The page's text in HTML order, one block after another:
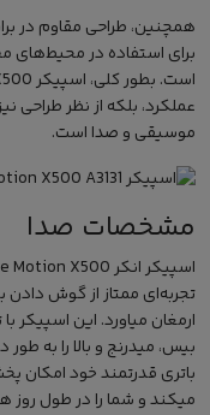
برای استفاده در محیط‌های
عملکرد، بلکه از نظر طراحی
موسیقی و صدا است.
مشخصات صدا
تجربه‌ای ممتاز از گوش
بیس، میدرنج و بالا را به
میکند و شما را در طول